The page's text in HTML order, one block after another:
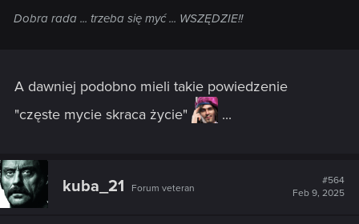
Dobra rada ... trzeba się myć ... WSZĘDZIE!!
A dawniej podobno mieli takie powiedzenie
"częste mycie skraca życie"
...
kuba_21 Forum veteran
#564
Feb 9, 2025